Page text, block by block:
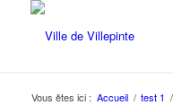
Vous êtes ici : Accueil / test 1 /